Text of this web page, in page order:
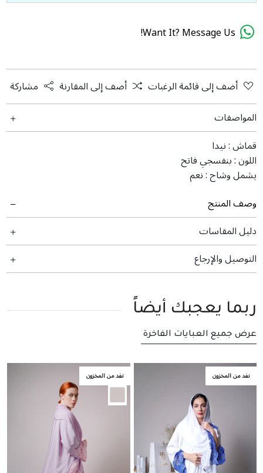
Want It? Message Us!
أضف إلى قائمة الرغبات أضف إلى المقارنة
مشاركة
المواصفات
قماش :نیدا
اللون :بنفسجي فاتح
يشمل وشاح :نعم
وصف المنتج
دليل المقاسات
التوصيل والإرجاع
ربما يعجبك أيضاً
عرض جميع العبايات الفاخرة
نفد من المخزون نفد من المخزون